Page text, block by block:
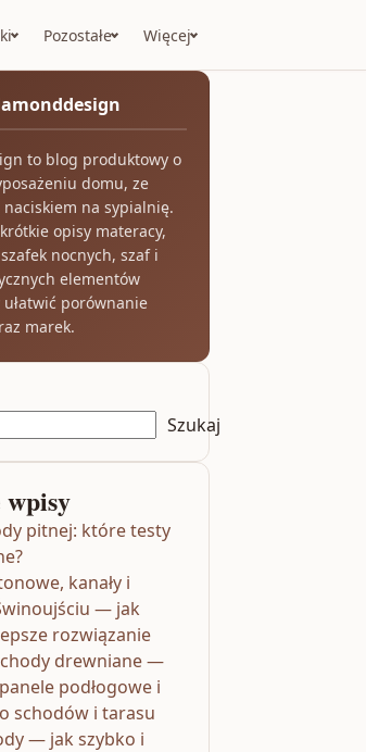
Pozostałe Więcej
to blog produktowy o
domu, ze
na sypialnię.
opisy materacy,
nocnych, szaf i
elementów
porównanie
marek.
Szukaj
pitnej: które testy
kanały i
— jak
rozwiązanie
drewniane —
podłogowe i
schodów i tarasu
— jak szybko i